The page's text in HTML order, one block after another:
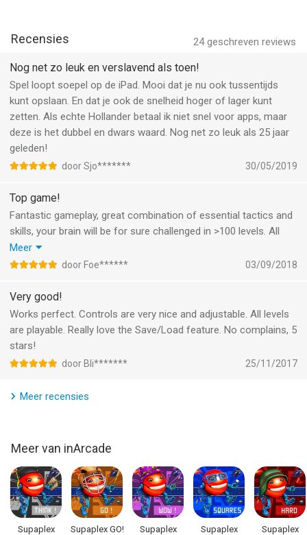
- Supaplex THINK! - Think. Think! And if you need to - run!
- Supaplex WOW! - For those who are not afraid of Supaplex
HARD!
If you have any questions, please contact our support team at
support@supaplex.Me or visit our official website at
Supaplex.Me
AND ONE MORE THING...
A great adventure awaits you!
--
Supaplex van inArcade is een app voor iPhone, iPad en iPod
gebruikers met leeftijden vanaf
Informatie voor Supaplexis het laatst vergeleken op 7 Aug om
08:27.
24geschreven reviews
Recensies
Nog net zo leuk en verslavend als toen!
Spel loopt soepel op de iPad. Mooi dat je nu ook tussentijds
kunt opslaan. En dat je ook de snelheid hoger of lager kunt
zetten. Als echte Hollander betaal ik niet snel voor apps, maar
deze is het dubbel en dwars waard. Nog net zo leuk als 25 jaar
geleden!
door Sjo******* 30/05/2019
Top game!
Fantastic gameplay, great combination of essential tactics and
skills, your brain will be for sure challenged in >100 levels. All
levels immediately available so you can skip them when you
want. No internet connection required for playing. Worth the
Meer
door Foe****** 03/09/2018
Very good!
Works perfect. Controls are very nice and adjustable. All levels
are playable. Really love the Save/Load feature. No complains, 5
stars!
door Bli******* 25/11/2017
Meer recensies
Meer van inArcade
Supaplex
Supaplex GO!
Supaplex
Supaplex
Supaplex